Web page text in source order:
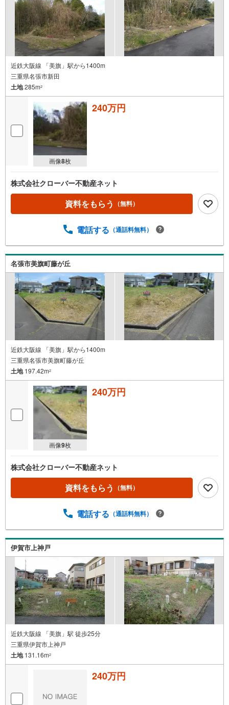
近鉄大阪線 「美旗」駅から1400m
三重県名張市新田
土地285m2
画像8枚
240万円
株式会社クローバー不動産ネット
資料をもらう （無料）
電話する （通話料無料）
名張市美旗町藤が丘
近鉄大阪線 「美旗」駅から1400m
三重県名張市美旗町藤が丘
土地197.42m2
画像9枚
240万円
株式会社クローバー不動産ネット
資料をもらう （無料）
電話する （通話料無料）
伊賀市上神戸
近鉄大阪線 「美旗」駅 徒歩25分
三重県伊賀市上神戸
土地131.16m2
240万円